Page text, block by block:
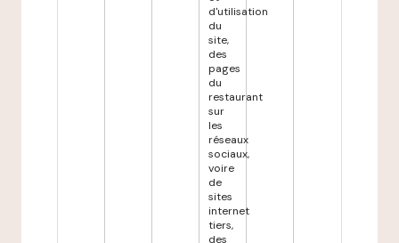
d'utilisation
du
site,
des
pages
du
restaurant
sur
les
réseaux
sociaux,
voire
de
sites
internet
tiers,
des